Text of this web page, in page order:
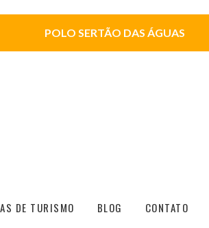
POLO SERTÃO DAS ÁGUAS
DE TURISMO BLOG CONTATO